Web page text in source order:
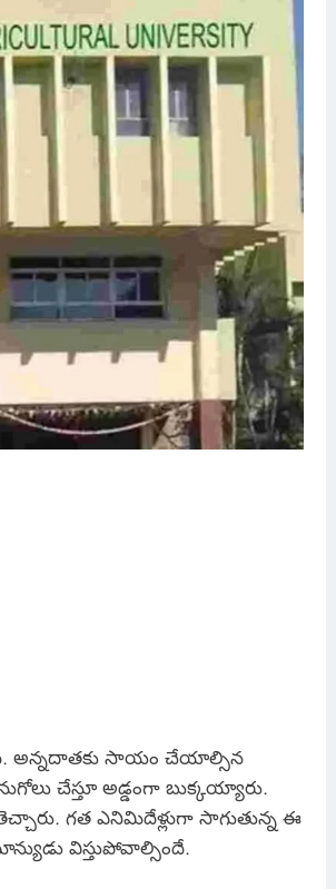
అన్నదాతకు సాయం చేయాల్సిన
చేస్తూ అడ్డంగా బుక్కయ్యారు.
గత ఎనిమిదేళ్లుగా సాగుతున్న ఈ
విస్తుపోవాల్సిందే.